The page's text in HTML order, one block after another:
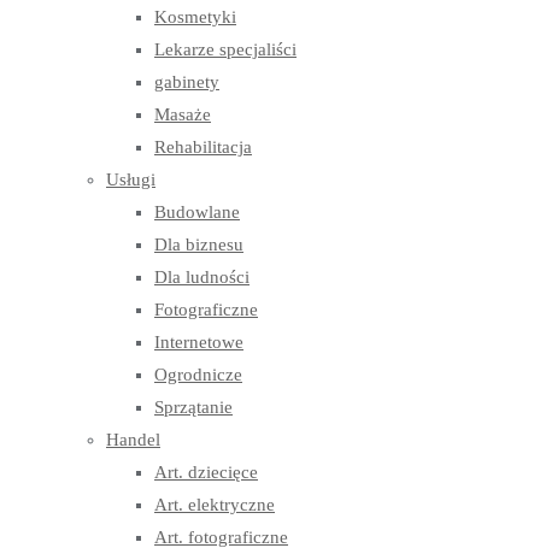
Kosmetyki
Lekarze specjaliści
gabinety
Masaże
Rehabilitacja
Usługi
Budowlane
Dla biznesu
Dla ludności
Fotograficzne
Internetowe
Ogrodnicze
Sprzątanie
Handel
Art. dziecięce
Art. elektryczne
Art. fotograficzne